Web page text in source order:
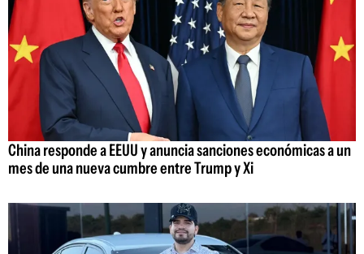
China responde a EEUU y anuncia sanciones económicas a un
mes de una nueva cumbre entre Trump y Xi